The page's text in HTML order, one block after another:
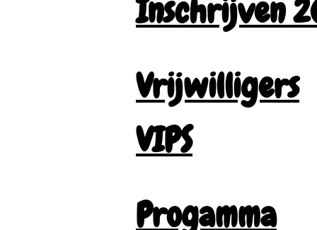
Inschrijven
Vrijwilligers
VIPS
Progamma